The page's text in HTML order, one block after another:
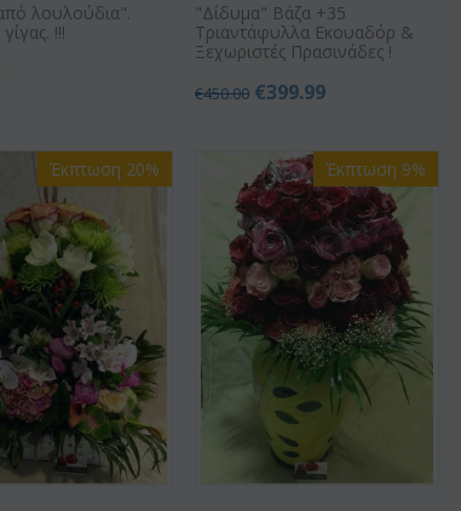
λουλούδια".
!!!
"Δίδυμα" Βάζα +35
Τριαντάφυλλα Εκουαδόρ &
Ξεχωριστές Πρασινάδες !
€450.00 €399.99
Έκπτωση 20% Έκπτωση 9%